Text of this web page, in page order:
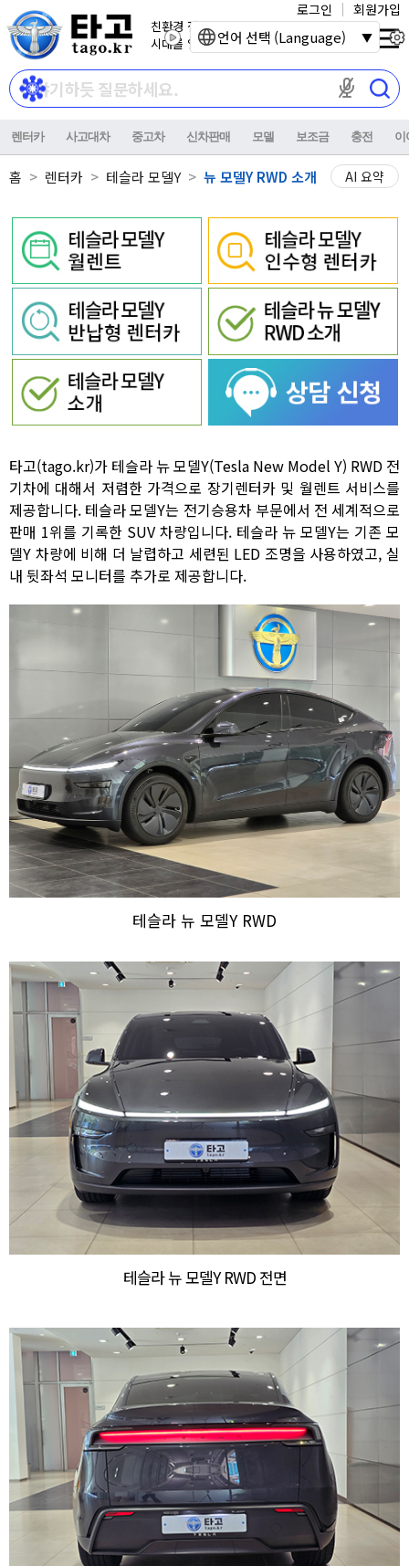
친환경 전기자동차
시대를 열어갑니다.
마이크 권한이
로그인 회원가입
렌터카 사고대차 중고차 신차판매 모델 보조금 충전 이
홈 렌터카 테슬라 모델Y 뉴 모델Y RWD 소개 AI 요약
타고(tago.kr)가 테슬라 뉴 모델Y(Tesla New Model Y) RWD 전
기차에 대해서 저렴한 가격으로 장기렌터카 및 월렌트 서비스를
제공합니다. 테슬라 모델Y는 전기승용차 부문에서 전 세계적으로
판매 1위를 기록한 SUV 차량입니다. 테슬라 뉴 모델Y는 기존 모
델Y 차량에 비해 더 날렵하고 세련된 LED 조명을 사용하였고, 실
내 뒷좌석 모니터를 추가로 제공합니다.
테슬라 뉴 모델Y RWD
테슬라 뉴 모델Y RWD 전면
언어 선택 (Language)